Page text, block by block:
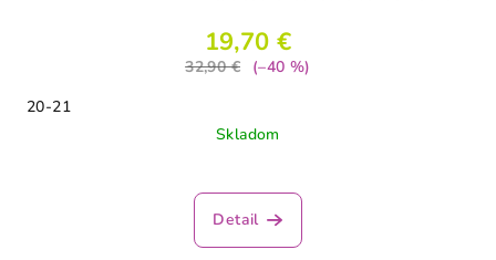
19,70 €
32,90 €
(–40 %)
20-21
Skladom
Detail